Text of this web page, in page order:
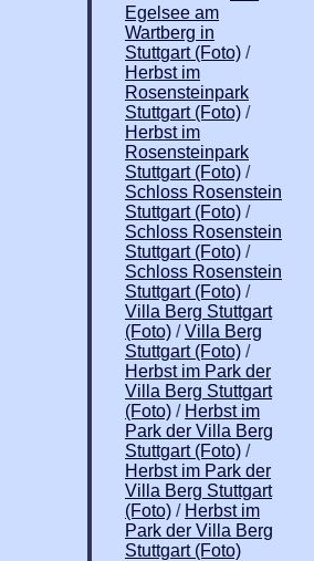
Egelsee am
Wartberg in
Stuttgart (Foto) /
Herbst im
Rosensteinpark
Stuttgart (Foto) /
Herbst im
Rosensteinpark
Stuttgart (Foto) /
Schloss Rosenstein
Stuttgart (Foto) /
Schloss Rosenstein
Stuttgart (Foto) /
Schloss Rosenstein
Stuttgart (Foto) /
Villa Berg Stuttgart
(Foto) /Villa Berg
Stuttgart (Foto) /
Herbst im Park der
Villa Berg Stuttgart
(Foto) / Herbst im
Park der Villa Berg
Stuttgart (Foto) /
Herbst im Park der
Villa Berg Stuttgart
(Foto) / Herbst im
Park der Villa Berg
Stuttgart (Foto)